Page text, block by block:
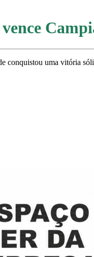
conquistou uma vitória